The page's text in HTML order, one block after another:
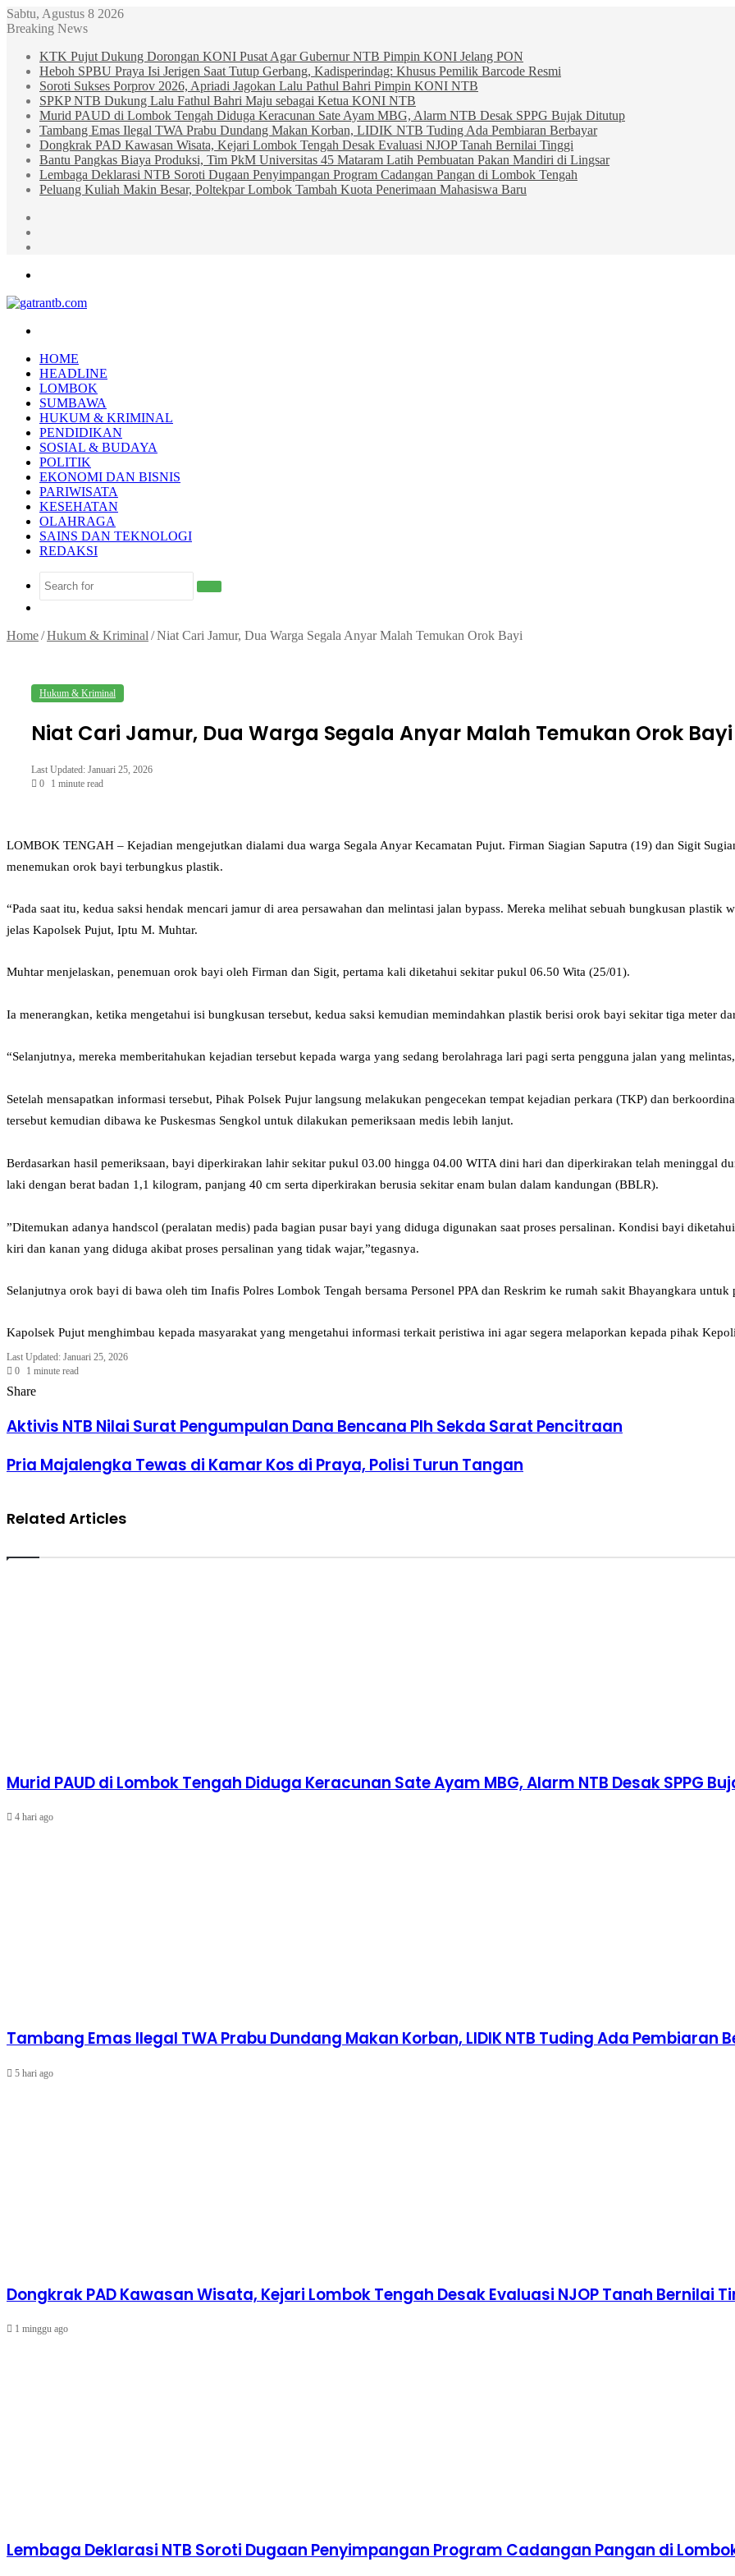
Sabtu, Agustus 8 2026
Breaking News
KTK Pujut Dukung Dorongan KONI Pusat Agar Gubernur NTB Pimpin KONI Jelang PON
Heboh SPBU Praya Isi Jerigen Saat Tutup Gerbang, Kadisperindag: Khusus Pemilik Barcode Resmi
Soroti Sukses Porprov 2026, Apriadi Jagokan Lalu Pathul Bahri Pimpin KONI NTB
SPKP NTB Dukung Lalu Fathul Bahri Maju sebagai Ketua KONI NTB
Murid PAUD di Lombok Tengah Diduga Keracunan Sate Ayam MBG, Alarm NTB Desak SPPG Bujak Ditutup
Tambang Emas Ilegal TWA Prabu Dundang Makan Korban, LIDIK NTB Tuding Ada Pembiaran Berbayar
Dongkrak PAD Kawasan Wisata, Kejari Lombok Tengah Desak Evaluasi NJOP Tanah Bernilai Tinggi
Bantu Pangkas Biaya Produksi, Tim PkM Universitas 45 Mataram Latih Pembuatan Pakan Mandiri di Lingsar
Lembaga Deklarasi NTB Soroti Dugaan Penyimpangan Program Cadangan Pangan di Lombok Tengah
Peluang Kuliah Makin Besar, Poltekpar Lombok Tambah Kuota Penerimaan Mahasiswa Baru
HOME
HEADLINE
LOMBOK
SUMBAWA
HUKUM & KRIMINAL
PENDIDIKAN
SOSIAL & BUDAYA
POLITIK
EKONOMI DAN BISNIS
PARIWISATA
KESEHATAN
OLAHRAGA
SAINS DAN TEKNOLOGI
REDAKSI
Search
Home/Hukum & Kriminal /Niat Cari Jamur, Dua Warga Segala Anyar Malah Temukan Orok Bayi
Hukum & Kriminal
Niat Cari Jamur, Dua Warga Segala Anyar Malah Temukan Orok Bayi
Last Updated: Januari 25, 2026
0
1 minute read
‎LOMBOK TENGAH – Kejadian mengejutkan dialami dua warga Segala Anyar Kecamatan Pujut. Firman Siagian Saputra (19) dan Sigit
menemukan orok bayi terbungkus plastik.
‎“Pada saat itu, kedua saksi hendak mencari jamur di area persawahan dan melintasi jalan bypass. Mereka melihat sebuah bungkusan
jelas Kapolsek Pujut, Iptu M. Muhtar.
‎Muhtar menjelaskan, penemuan orok bayi oleh Firman dan Sigit, pertama kali diketahui sekitar pukul 06.50 Wita (25/01).
Ia menerangkan, ketika mengetahui isi bungkusan tersebut, kedua saksi kemudian memindahkan plastik berisi orok bayi sekitar tiga meter
“Selanjutnya, mereka memberitahukan kejadian tersebut kepada warga yang sedang berolahraga lari pagi serta pengguna jalan yang
Setelah mensapatkan informasi tersebut, Pihak Polsek Pujur langsung melakukan pengecekan tempat kejadian perkara (TKP) dan
tersebut kemudian dibawa ke Puskesmas Sengkol untuk dilakukan pemeriksaan medis lebih lanjut.
‎Berdasarkan hasil pemeriksaan, bayi diperkirakan lahir sekitar pukul 03.00 hingga 04.00 WITA dini hari dan diperkirakan telah meninggal
laki dengan berat badan 1,1 kilogram, panjang 40 cm serta diperkirakan berusia sekitar enam bulan dalam kandungan (BBLR).
‎”Ditemukan adanya handscol (peralatan medis) pada bagian pusar bayi yang diduga digunakan saat proses persalinan. Kondisi bayi
kiri dan kanan yang diduga akibat proses persalinan yang tidak wajar,”tegasnya.
Selanjutnya orok bayi di bawa oleh tim Inafis Polres Lombok Tengah bersama Personel PPA dan Reskrim ke rumah sakit Bhayangkara untuk
‎Kapolsek Pujut menghimbau kepada masyarakat yang mengetahui informasi terkait peristiwa ini agar segera melaporkan kepada pihak
Last Updated: Januari 25, 2026
0
1 minute read
Facebook
Twitter
LinkedIn
Tumblr
Pinterest
Reddit
VKontakte
Odnoklassniki
Pocket
Share
via
Email
Aktivis NTB Nilai Surat Pengumpulan Dana Bencana Plh Sekda Sarat Pencitraan
Pria Majalengka Tewas di Kamar Kos di Praya, Polisi Turun Tangan
Related Articles
Murid PAUD di Lombok Tengah Diduga Keracunan Sate Ayam MBG, Alarm NTB Desak SPPG
4 hari ago
Tambang Emas Ilegal TWA Prabu Dundang Makan Korban, LIDIK NTB Tuding Ada Pembiaran
5 hari ago
Dongkrak PAD Kawasan Wisata, Kejari Lombok Tengah Desak Evaluasi NJOP Tanah Bernilai
1 minggu ago
Lembaga Deklarasi NTB Soroti Dugaan Penyimpangan Program Cadangan Pangan di